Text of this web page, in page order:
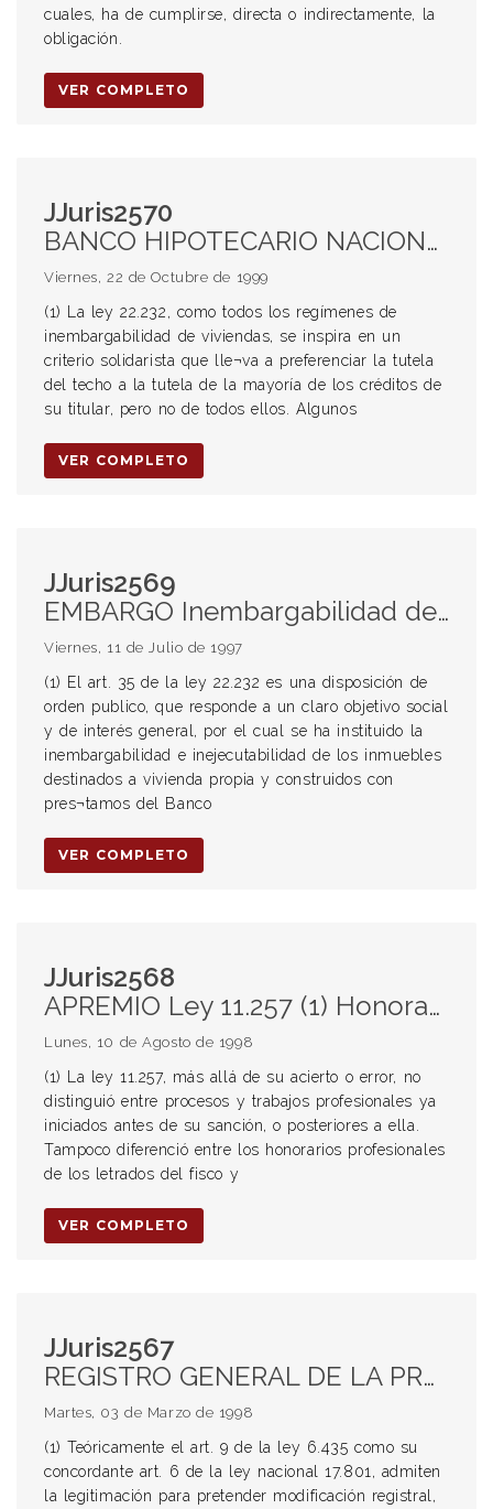
cuales, ha de cumplirse, directa o indirectamente, la
obligación.
VER COMPLETO
JJuris2570
BANCO HIPOTECARIO NACIONAL Inembargabilidad de los inmuebles adquiridos con préstamos del banco. Excepciones (1) Alcance (2) (3) (4) (5) Crédito por expensas PROPIEDAD HORIZONTAL Expensas comunes Embargo (2) (3) (4) (5) Inmuebles adquiridos con préstamos del Banco Hipotecario EMBARGO Inembargabilidad de inmuebles adquiridos con préstamos del Banco Hipotecario Excepciones (1) Alcance (2) (3) (4) (5) Crédito por expensas
Viernes, 22 de Octubre de 1999
(1) La ley 22.232, como todos los regímenes de
inembargabilidad de viviendas, se inspira en un
criterio solidarista que lle¬va a preferenciar la tutela
del techo a la tutela de la mayoría de los créditos de
su titular, pero no de todos ellos. Algunos
VER COMPLETO
JJuris2569
EMBARGO Inembargabilidad de inmuebles adquiridos con préstamos del Banco Hipotecario (1) (2) Inembargabilidad (3) Costas
Viernes, 11 de Julio de 1997
(1) El art. 35 de la ley 22.232 es una disposición de
orden publico, que responde a un claro objetivo social
y de interés general, por el cual se ha instituido la
inembargabilidad e inejecutabilidad de los inmuebles
destinados a vivienda propia y construidos con
pres¬tamos del Banco
VER COMPLETO
JJuris2568
APREMIO Ley 11.257 (1) Honorarios EMBARGO Honorarios (2) Monto a tener en cuenta para la regulación
Lunes, 10 de Agosto de 1998
(1) La ley 11.257, más allá de su acierto o error, no
distinguió entre procesos y trabajos profesionales ya
iniciados antes de su sanción, o posteriores a ella.
Tampoco diferenció entre los honorarios profesionales
de los letrados del fisco y
VER COMPLETO
JJuris2567
REGISTRO GENERAL DE LA PROPIEDAD. Modificación de asientos registrales. Persona legitimada para solicitarlo EMBARGO. Embargo preventivo. Carácter amplio para su procedencia
Martes, 03 de Marzo de 1998
(1) Teóricamente el art. 9 de la ley 6.435 como su
concordante art. 6 de la ley nacional 17.801, admiten
la legitimación para pretender modificación registral,